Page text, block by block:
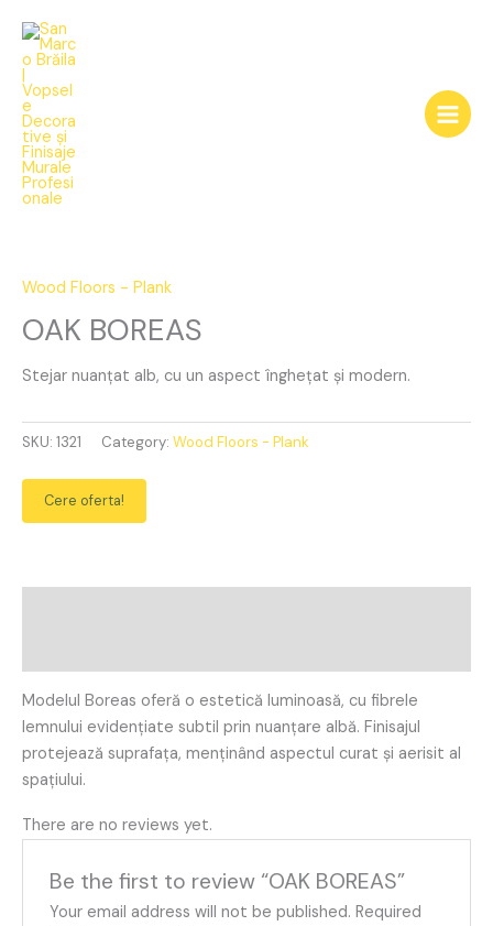
content
Wood Floors - Plank
OAK BOREAS
Stejar nuanțat alb, cu un aspect înghețat și modern.
quantity
SKU: 1321 Category: Wood Floors - Plank
Cere oferta!
Modelul Boreas oferă o estetică luminoasă, cu fibrele
lemnului evidențiate subtil prin nuanțare albă. Finisajul
protejează suprafața, menținând aspectul curat și aerisit al
spațiului.
There are no reviews yet.
Be the first to review “OAK BOREAS”
Your email address will not be published. Required